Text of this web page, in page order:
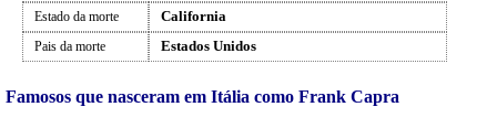
Estado da morte California
Pais da morte Estados Unidos
Famosos que nasceram em Itália como Frank Capra